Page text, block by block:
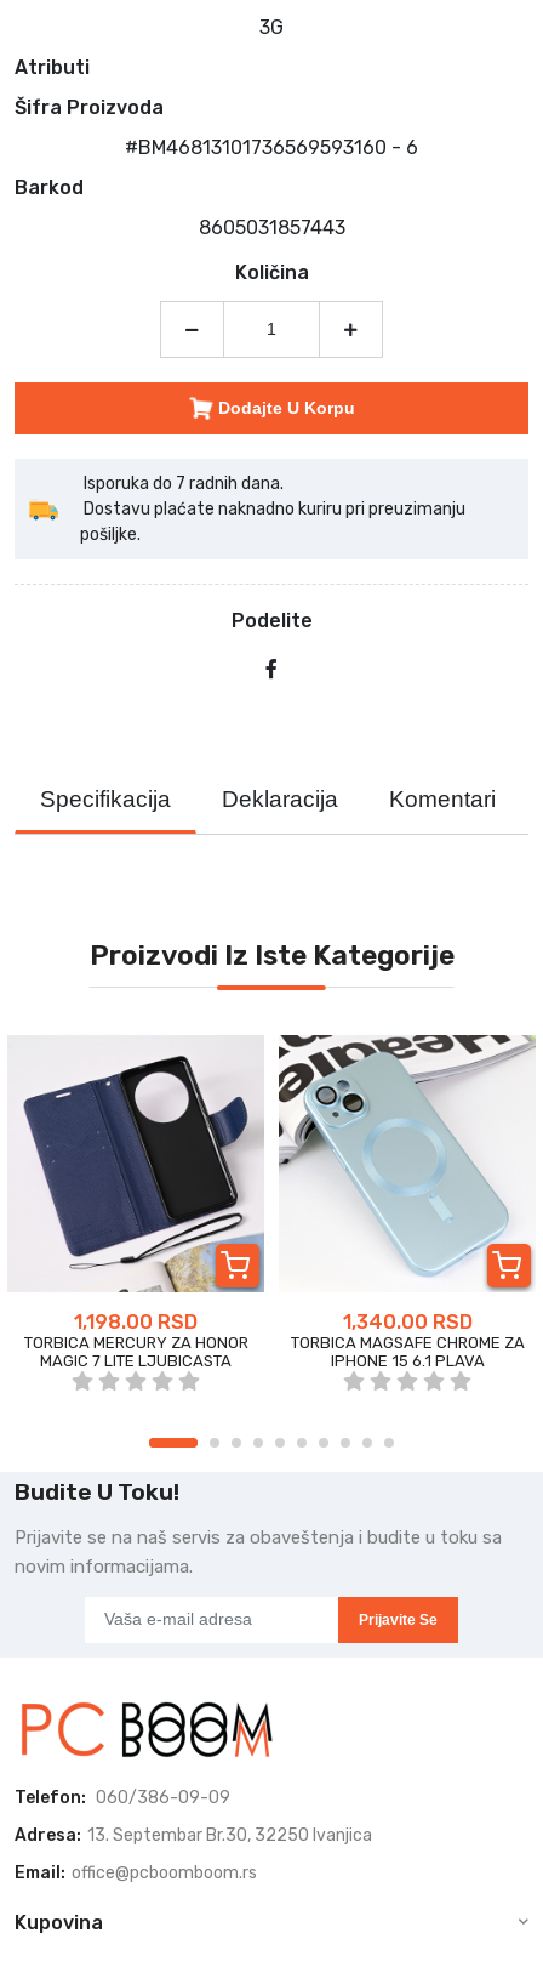
3G
Atributi
Šifra Proizvoda
#BM46813101736569593160 - 6
Barkod
8605031857443
Količina
Dodajte U Korpu
Isporuka do 7 radnih dana.
Dostavu plaćate naknadno kuriru pri preuzimanju
pošiljke.
Podelite
Specifikacija Deklaracija Komentari
Proizvodi Iz Iste Kategorije
1,198.00 RSD
TORBICA MERCURY ZA HONOR
MAGIC 7 LITE LJUBICASTA
1,340.00 RSD
TORBICA MAGSAFE CHROME ZA
IPHONE 15 6.1 PLAVA
Budite U Toku!
Prijavite se na naš servis za obaveštenja i budite u toku sa
novim informacijama.
Prijavite Se
Telefon: 060/386-09-09
Adresa: 13. Septembar Br.30, 32250 Ivanjica
Email: office@pcboomboom.rs
Kupovina